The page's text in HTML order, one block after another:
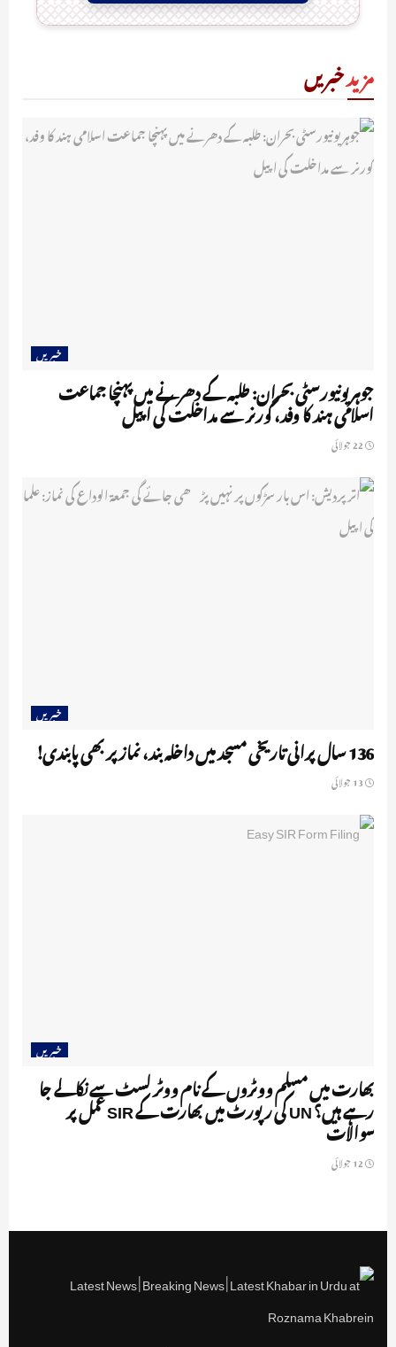
مزیدخبریں
خبریں
جوہر یونیورسٹی بحران: طلبہ کے دھرنے میں پہنچا جماعت
اسلامی ہند کا وفد، گورنر سے مداخلت کی اپیل
خبریں
136 سال پرانی تاریخی مسجد میں داخلہ بند، نماز پر بھی پابندی!
خبریں
بھارت میں مسلم ووٹروں کے نام ووٹر لسٹ سے نکالے جا
رہے ہیں؟ UN کی رپورٹ میں بھارت کے SIR عمل پر
سوالات